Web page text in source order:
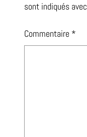
sont indiqués avec
Commentaire *